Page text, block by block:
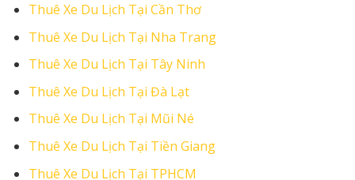
Thuê Xe Du Lịch Tại Cần Thơ
Thuê Xe Du Lịch Tại Nha Trang
Thuê Xe Du Lịch Tại Tây Ninh
Thuê Xe Du Lịch Tại Đà Lạt
Thuê Xe Du Lịch Tại Mũi Né
Thuê Xe Du Lịch Tại Tiền Giang
Thuê Xe Du Lịch Tại TPHCM